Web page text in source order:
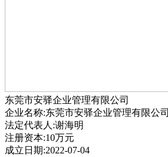
东莞市安驿企业管理有限公司
企业名称:东莞市安驿企业管理有限公司
法定代表人:谢海明
注册资本:10万元
成立日期:2022-07-04